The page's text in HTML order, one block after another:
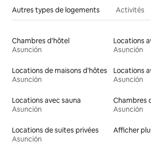
Autres types de logements Activités
Chambres d'hôtel
Asunción
Asunción
Locations de maisons d'hôtes
Asunción
Locations
Asunción
Locations avec sauna
Asunción
Chambres
Asunción
Locations de suites privées
Asunción
Afficher